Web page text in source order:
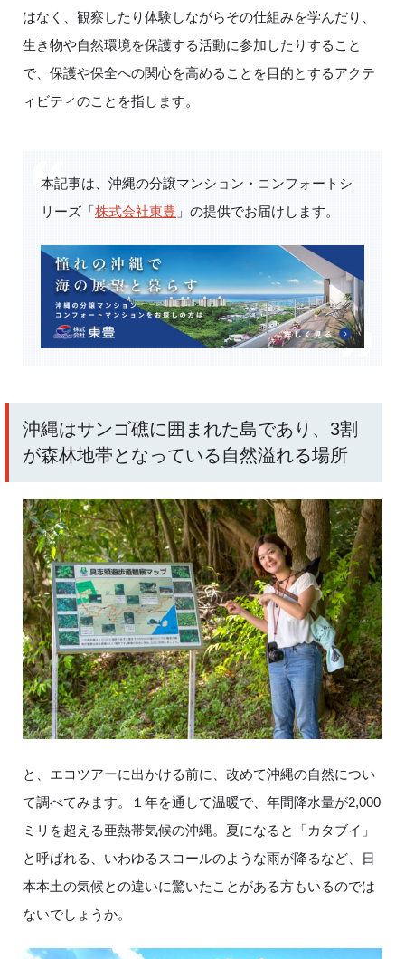
はなく、観察したり体験しながらその仕組みを学んだり、
生き物や自然環境を保護する活動に参加したりすること
で、保護や保全への関心を高めることを目的とするアクテ
ィビティのことを指します。
本記事は、沖縄の分譲マンション・コンフォートシ
リーズ「株式会社東豊 」の提供でお届けします。
沖縄はサンゴ礁に囲まれた島であり、3割
が森林地帯となっている自然溢れる場所
と、エコツアーに出かける前に、改めて沖縄の自然につい
て調べてみます。１年を通して温暖で、年間降水量が2,000
ミリを超える亜熱帯気候の沖縄。夏になると「カタブイ」
と呼ばれる、いわゆるスコールのような雨が降るなど、日
本本土の気候との違いに驚いたことがある方もいるのでは
ないでしょうか。